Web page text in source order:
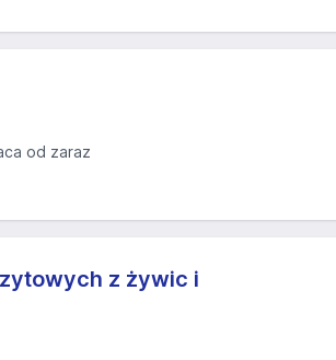
od zaraz
z żywic i